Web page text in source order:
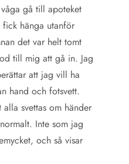
gå till apoteket
hänga utanför
det var helt tomt
till mig att gå in. Jag
att jag vill ha
hand och fotsvett.
alla svettas om händer
Inte som jag
och så visar